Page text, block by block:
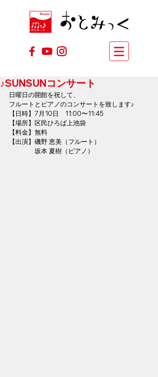
♪SUNSUNコンサート
日曜日の開館を祝して、
フルートとピアノのコンサートを致します♪
【日時】7月10日　11:00〜11:45
【場所】区民ひろば上池袋
【料金】無料
【出演】磯野 恵美（フルート）
坂本 夏樹（ピアノ）